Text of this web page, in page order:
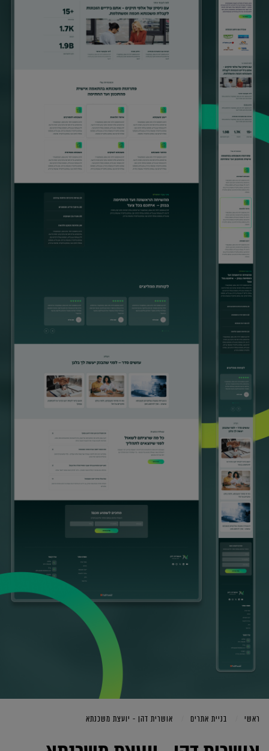
ראשי בניית אתרים אושרית דהן - יועצת משכנתא